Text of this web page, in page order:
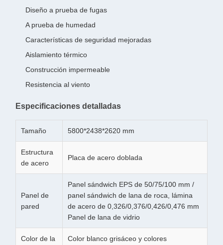
Diseño a prueba de fugas
A prueba de humedad
Características de seguridad mejoradas
Aislamiento térmico
Construcción impermeable
Resistencia al viento
Especificaciones detalladas
Tamaño 5800*2438*2620 mm
Estructura
de acero
Placa de acero doblada
Panel de
pared
Panel sándwich EPS de 50/75/100 mm /
panel sándwich de lana de roca, lámina
de acero de 0,326/0,376/0,426/0,476 mm
Panel de lana de vidrio
Color de la
Color blanco grisáceo y colores